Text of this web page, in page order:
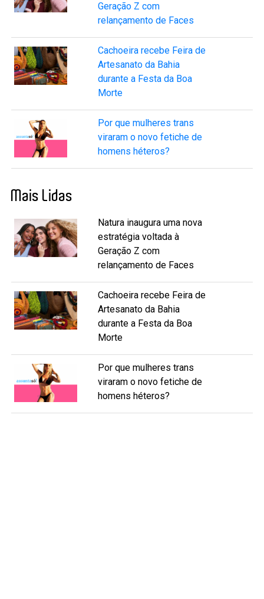
Geração Z com
relançamento de Faces
Cachoeira recebe Feira de
Artesanato da Bahia
durante a Festa da Boa
Morte
Por que mulheres trans
viraram o novo fetiche de
homens héteros?
Mais Lidas
Natura inaugura uma nova
estratégia voltada à
Geração Z com
relançamento de Faces
Cachoeira recebe Feira de
Artesanato da Bahia
durante a Festa da Boa
Morte
Por que mulheres trans
viraram o novo fetiche de
homens héteros?